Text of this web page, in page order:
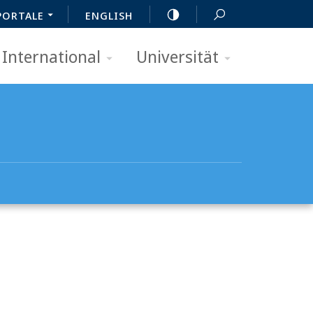
ENGLISH
International Universität